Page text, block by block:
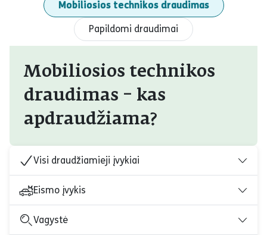
Mobiliosios technikos draudimas
Papildomi draudimai
Mobiliosios technikos
draudimas – kas
apdraudžiama?
Visi draudžiamieji įvykiai
Eismo įvykis
Vagystė